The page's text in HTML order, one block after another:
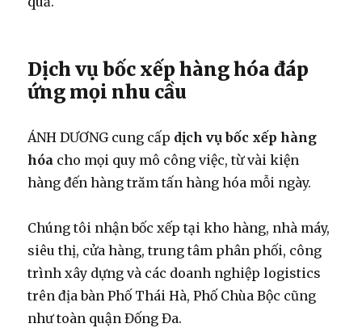
Dịch vụ bốc xếp hàng hóa đáp
ứng mọi nhu cầu
ÁNH DƯƠNG cung cấp dịch vụ bốc xếp hàng
hóa cho mọi quy mô công việc, từ vài kiện
hàng đến hàng trăm tấn hàng hóa mỗi ngày.
Chúng tôi nhận bốc xếp tại kho hàng, nhà máy,
siêu thị, cửa hàng, trung tâm phân phối, công
trình xây dựng và các doanh nghiệp logistics
trên địa bàn Phố Thái Hà, Phố Chùa Bộc cũng
như toàn quận Đống Đa.